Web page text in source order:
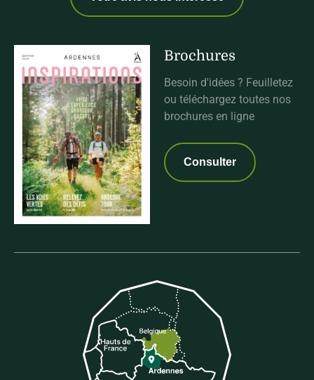
Brochures
Besoin d'idées ? Feuilletez
ou téléchargez toutes nos
brochures en ligne
Consulter